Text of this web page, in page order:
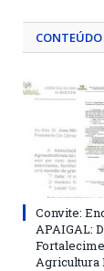
Convite:
APAIGAL:
Agricultura